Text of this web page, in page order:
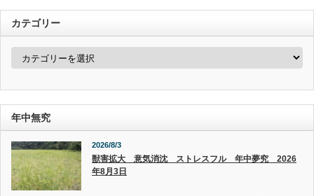
カテゴリー
カ
ー
年中無究
2026/8/3
獣害拡大 意気消沈 ストレスフル 年中夢究 2026
年8月3日